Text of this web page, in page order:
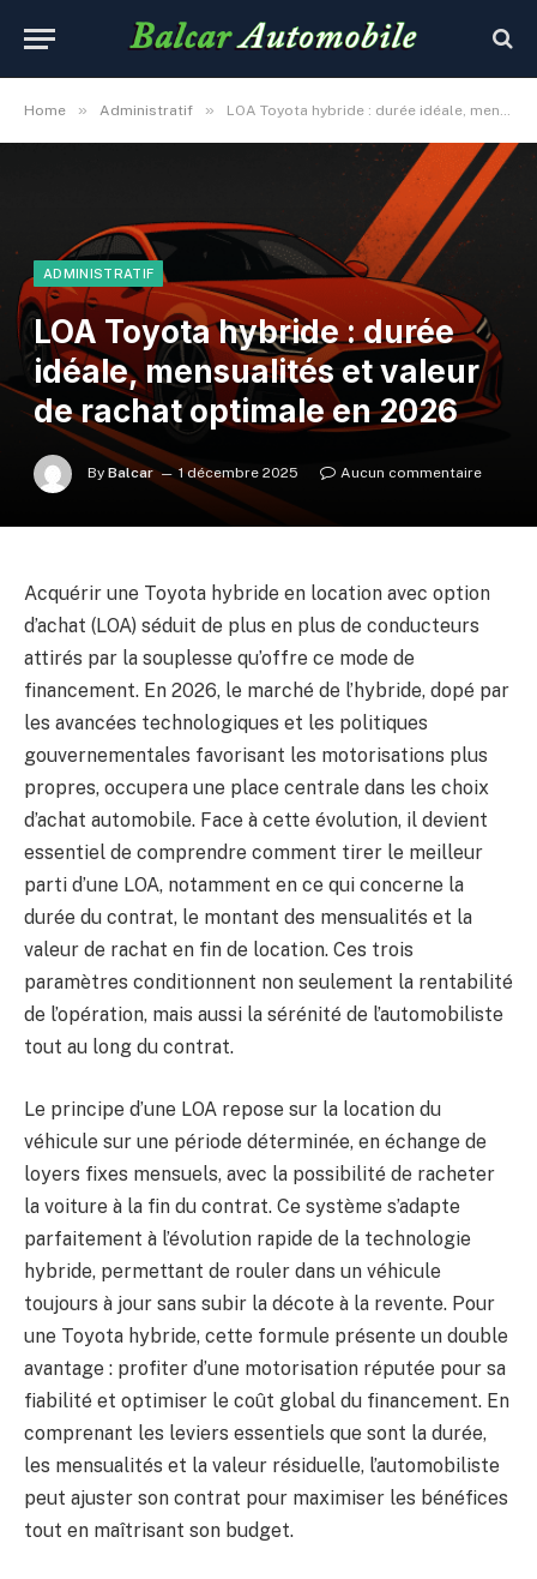
Home » Administratif » LOA Toyota hybride : durée idéale, mensualités et valeur de rachat optimale en 2026
ADMINISTRATIF
LOA Toyota hybride : durée
idéale, mensualités et valeur
de rachat optimale en 2026
By Balcar 1 décembre 2025 Aucun commentaire
Acquérir une Toyota hybride en location avec option
d’achat (LOA) séduit de plus en plus de conducteurs
attirés par la souplesse qu’offre ce mode de
financement. En 2026, le marché de l’hybride, dopé par
les avancées technologiques et les politiques
gouvernementales favorisant les motorisations plus
propres, occupera une place centrale dans les choix
d’achat automobile. Face à cette évolution, il devient
essentiel de comprendre comment tirer le meilleur
parti d’une LOA, notamment en ce qui concerne la
durée du contrat, le montant des mensualités et la
valeur de rachat en fin de location. Ces trois
paramètres conditionnent non seulement la rentabilité
de l’opération, mais aussi la sérénité de l’automobiliste
tout au long du contrat.
Le principe d’une LOA repose sur la location du
véhicule sur une période déterminée, en échange de
loyers fixes mensuels, avec la possibilité de racheter
la voiture à la fin du contrat. Ce système s’adapte
parfaitement à l’évolution rapide de la technologie
hybride, permettant de rouler dans un véhicule
toujours à jour sans subir la décote à la revente. Pour
une Toyota hybride, cette formule présente un double
avantage : profiter d’une motorisation réputée pour sa
fiabilité et optimiser le coût global du financement. En
comprenant les leviers essentiels que sont la durée,
les mensualités et la valeur résiduelle, l’automobiliste
peut ajuster son contrat pour maximiser les bénéfices
tout en maîtrisant son budget.